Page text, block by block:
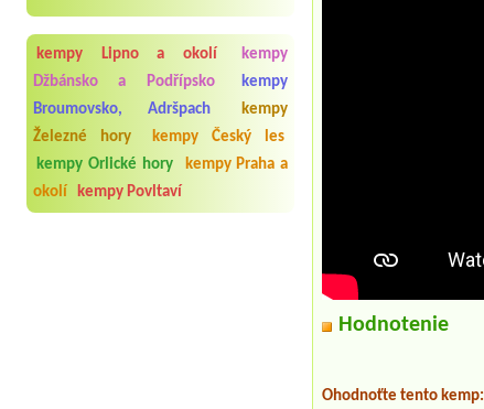
kempy Lipno a okolí
kempy
Džbánsko a Podřípsko
kempy
Broumovsko, Adršpach
kempy
Železné hory
kempy Český les
kempy Orlické hory
kempy Praha a
okolí
kempy Povltaví
Hodnotenie
Ohodnoťte tento kemp: